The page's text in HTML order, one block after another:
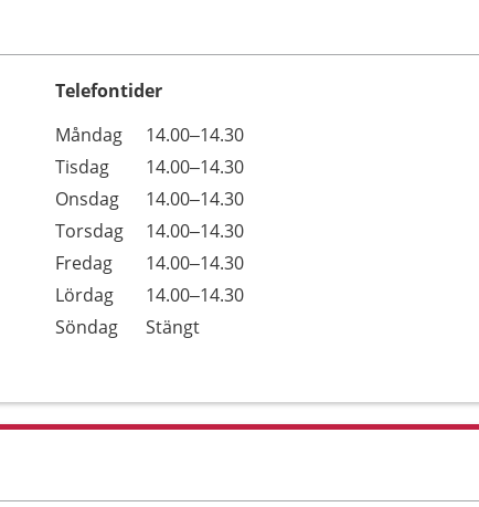
Telefontider
Dag
Öppettider
Kommentarer
Måndag
14.00–14.30
Tisdag
14.00–14.30
Onsdag
14.00–14.30
Torsdag
14.00–14.30
Fredag
14.00–14.30
Lördag
14.00–14.30
Söndag
Stängt